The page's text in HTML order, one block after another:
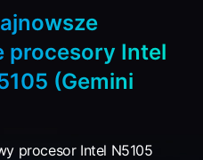
procesory Intel
(Gemini
procesor Intel N5105